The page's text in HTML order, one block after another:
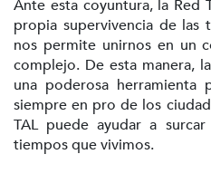
Ante esta coyuntura, la Red
propia supervivencia de las
nos permite unirnos en un
complejo. De esta manera,
una poderosa herramienta
siempre en pro de los
TAL puede ayudar a
tiempos que vivimos.